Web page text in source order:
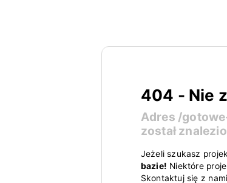
404 - Nie
Adres /
został
Jeżeli szukasz
bazie! Niektóre
Skontaktuj się z